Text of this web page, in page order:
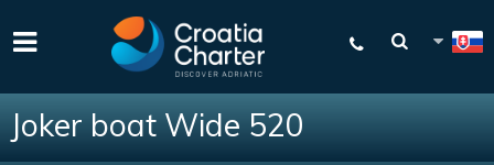
Joker boat Wide 520